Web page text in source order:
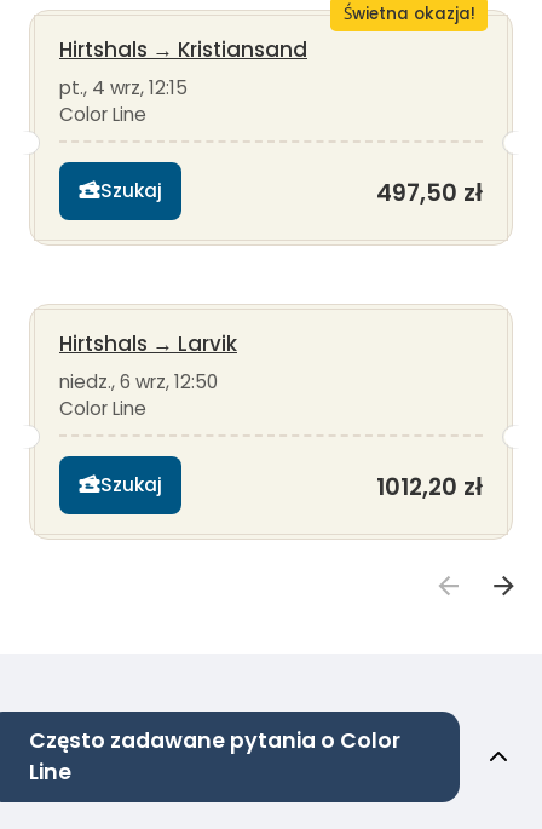
Świetna okazja!
Hirtshals → Kristiansand
pt., 4 wrz, 12:15
Color Line
Szukaj 497,50 zł
Hirtshals → Larvik
niedz., 6 wrz, 12:50
Color Line
Szukaj 1012,20 zł
Często zadawane pytania o Color
Line